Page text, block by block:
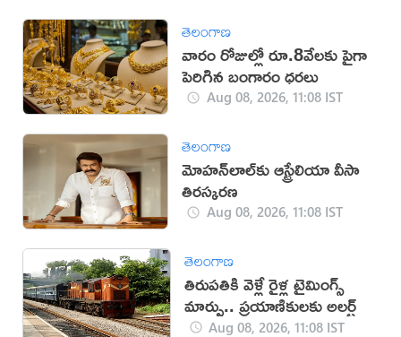
తెలంగాణ
వారం రోజుల్లో రూ.8వేలకు పైగా
పెరిగిన బంగారం ధరలు
Aug 08, 2026, 11:08 IST
తెలంగాణ
మోహన్‌లాల్‌కు ఆస్ట్రేలియా వీసా
తిరస్కరణ
Aug 08, 2026, 11:08 IST
తెలంగాణ
తిరుపతికి వెళ్లే రైళ్ల టైమింగ్స్
మార్పు.. ప్రయాణికులకు అలర్ట్
Aug 08, 2026, 11:08 IST